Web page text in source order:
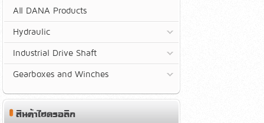
All DANA Products
Hydraulic
Industrial Drive Shaft
Gearboxes and Winches
สินค้าไฮดรอลิก